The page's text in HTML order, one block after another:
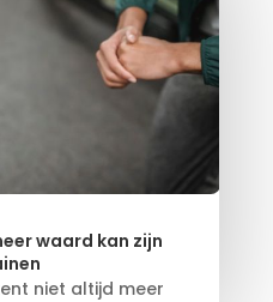
waard kan zijn
niet altijd meer